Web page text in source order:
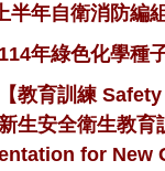
半年自衛消防編
114年綠色化學種
【教育訓練 Safety
生安全衛生教育
for New